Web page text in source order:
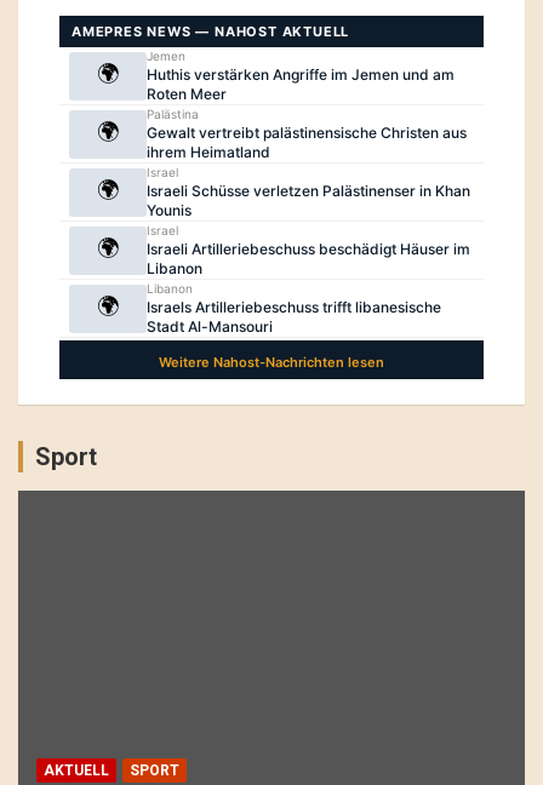
Sport
AKTUELL SPORT